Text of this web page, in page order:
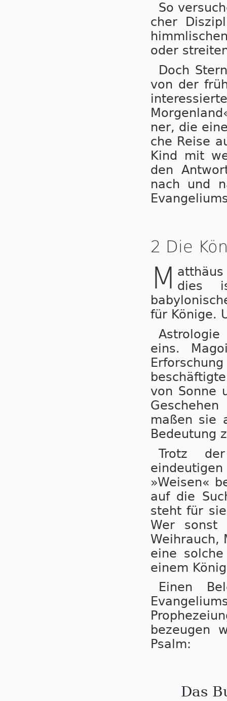
So
cher
oder
Doch
von der
ner, die
che Rei­se
Kind mit
den
nach und
2 Die
M dies
für Könige.
eins.
von Sonne
maßen sie
Bedeutung
Trotz
»Weisen«
auf die
steht für
Wer sonst
Weihrauch,
eine
einem
Einen
bezeugen
Psalm:
Das